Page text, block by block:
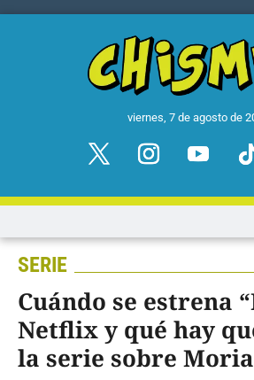
viernes, 7 de agosto de
SERIE
Cuándo se estrena
Netflix y qué hay
la serie sobre